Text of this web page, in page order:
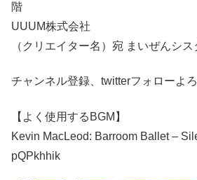
階
UUUM株式会社
（クリエイター名）宛 まいぜんシ
チャンネル登録、twitterフォローよ
【よく使用するBGM】
Kevin MacLeod: Barroom Ballet –
pQPkhhik